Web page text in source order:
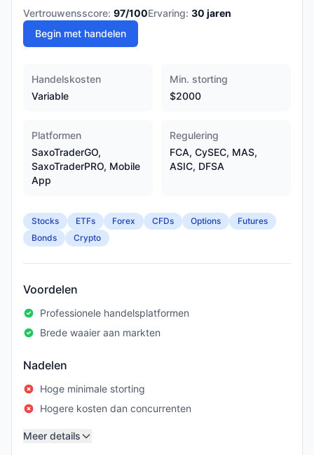
Vertrouwensscore: 97/100Ervaring: 30 jaren
Begin met handelen
Handelskosten
Variable
Min. storting
$2000
Platformen
SaxoTraderGO,
SaxoTraderPRO, Mobile
App
Regulering
FCA, CySEC, MAS,
ASIC, DFSA
Stocks ETFs Forex CFDs Options
Futures
Bonds
Crypto
Voordelen
Professionele handelsplatformen
Brede waaier aan markten
Nadelen
Hoge minimale storting
Hogere kosten dan concurrenten
Meer details